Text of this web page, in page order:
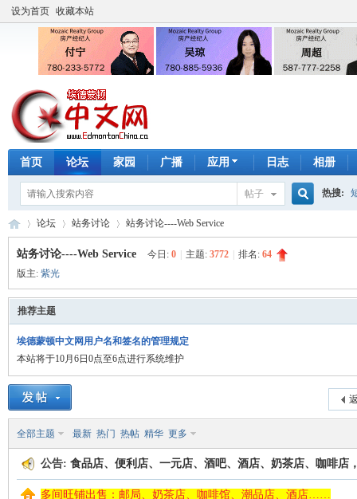
设为首页 收藏本站
首页 论坛 家园 广播 应用 日志 相册
帖子 热搜:
埃
德
»
论坛
›
站务讨论
›
站务讨论----Web Service
站务讨论----Web Service 今日: 0 主题: 3772 排名: 64
版主: 紫光
推荐主题
埃德蒙顿中文网用户名和签名的管理规定
本站将于10月6日0点至6点进行系统维护
全部主题 最新 热门 热帖 精华 更多
公告: 食品店、便利店、一元店、酒吧、酒店、奶茶店、咖啡店
多间旺铺出售：邮局、奶茶店、咖啡馆、潮品店、酒店……